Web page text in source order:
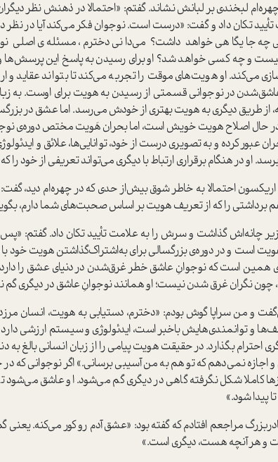
لبخندی بر لبانش نشاند. گفتم: «احتمالا در ذهنش نظر
تکان داد و گفت: «درست است. نوجوان فکر می‌کند آیا در
چه جایگاهی خواهد داشت؟ می‌دانی دخترم، مسئله‌ی اصلی
و چه کسی خواهد شد؟ او برای رسیدن به پاسخ این پرسش‌ها و
می‌کند. او هویت‌های موقت را تجربه می‌کند تا بتواند عقاید و
در نوجوانی قسمتی از رسیدن به هویت برای اوست. به
از طریق دیگری به هویت بهتری از خودش می‌رسد. اما عشق در
حال اصلاح هویت خویش است، اما بحران هَویت مختص دوره‌ی
عبور کرده و به تصویری درست از خود، توانایی‌ها، علائق و
او در هنگام برقراری ارتباط با دیگری می‌تواند تعریفی از خود را
اریکسون احتمالا به خاطر شوق بیش‌از حدی که در چهره‌ام دید،
برداشتی را که از تعریف هویت بر اساس صحبت‌های شما دارم،
چانه‌اش گذاشت و سرش را به علامت تأیید تکان داد. گفتم:
است و در دوره‌ی بزرگسالی برای به‌اشتراک‌گذاشتن هویت خود
همین است که نوجوانِ عاشق خطر غرق‌شدن در دنیای عشق را دارد
نگران غرق شدن نیست؛ او همانند نوجوانِ عاشق در دیگری گم
و من سراپا گوش بودم: «دخترم، دستیابی به هویت، انسان
و توانمندی‌هایش باخبر است، ایدئولوژی و سیستم ارزشی
احترام بگذارد. در حقیقت هویت پیامی را از زبان انسانی بالغ به
اجازه نمی‌دهم که تو هم به من آسیبی برسانی.» اگر نوجوانی که
کاملا شکل نگرفته گاهی در دیگری گم می‌شود. او عاشق می‌شود
پیدا شود.»
مراجعم افتادم که گفته بود: «عشق آدم رو کور می‌کنه.
هر آنچه هست، دیگری است.»